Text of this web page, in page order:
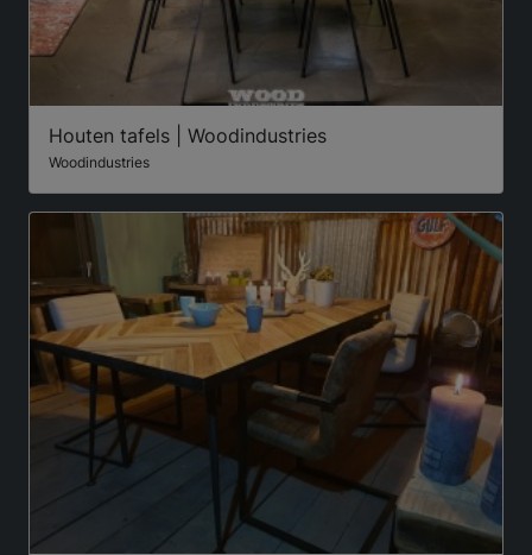
Houten tafels | Woodindustries
Woodindustries